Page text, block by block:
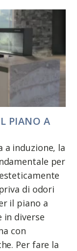
PIANO A
a induzione, la
per
di odori
il piano a
in diverse
con
Per fare la